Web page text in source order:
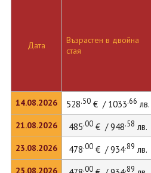
Дата
14.08.2026
21.08.2026
23.08.2026
25.08.2026
Възрастен в двойна
стая
528.50€ / 1033.66 лв.
485.00€ / 948.58 лв.
478.00€ / 934.89 лв.
.00 .89